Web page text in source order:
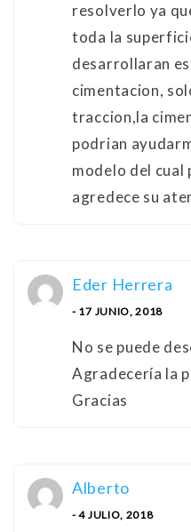
resolverlo ya
toda la
desarrollaran
cimentacion,
traccion,la
podrian
modelo del
agredece su
Eder Herrera
- 17 JUNIO, 2018
No se puede
Agradecería la
Gracias
Alberto
- 4 JULIO, 2018